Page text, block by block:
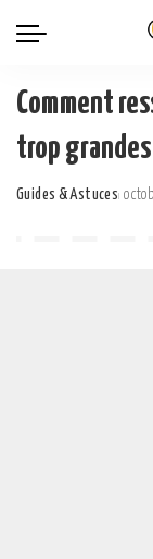
Comment
trop grandes
Guides & Astuces